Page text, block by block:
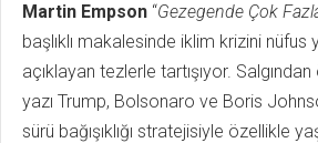
Martin Empson “Gezegende Çok
başlıklı makalesinde iklim krizini nüfus
açıklayan tezlerle tartışıyor.
yazı Trump, Bolsonaro ve Boris
sürü bağışıklığı stratejisiyle özellikle